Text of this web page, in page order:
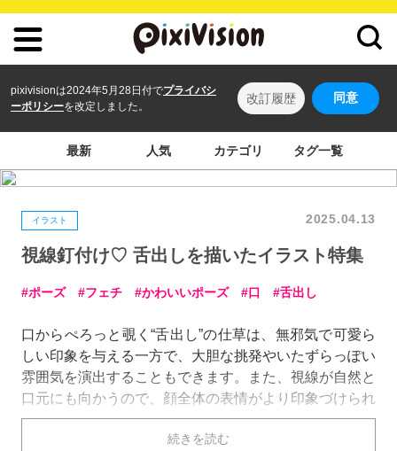
pixivisionは2024年5月28日付でプライバシ
ーポリシーを改定しました。
改訂履歴 同意
最新 人気 カテゴリ タグ一覧
イラスト 2025.04.13
視線釘付け♡ 舌出しを描いたイラスト特集
ポーズ フェチ かわいいポーズ 口 舌出し
口からぺろっと覗く“舌出し”の仕草は、無邪気で可愛ら
しい印象を与える一方で、大胆な挑発やいたずらっぽい
雰囲気を演出することもできます。また、視線が自然と
口元にも向かうので、顔全体の表情がより印象づけられ
ますね。
今回はそんな「舌出し」を描いたイラストを特集しまし
続きを読む